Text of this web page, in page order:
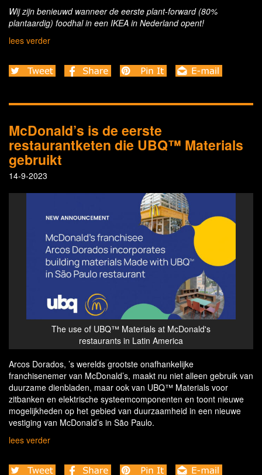
Wij zijn benieuwd wanneer de eerste plant-forward (80%
plantaardig) foodhal in een IKEA in Nederland opent!
lees verder
McDonald’s is de eerste
restaurantketen die UBQ™ Materials
gebruikt
14-9-2023
The use of UBQ™ Materials at McDonald's
restaurants in Latin America
Arcos Dorados, ’s werelds grootste onafhankelijke
franchisenemer van McDonald’s, maakt nu niet alleen gebruik van
duurzame dienbladen, maar ook van UBQ™ Materials voor
zitbanken en elektrische systeemcomponenten en toont nieuwe
mogelijkheden op het gebied van duurzaamheid in een nieuwe
vestiging van McDonald’s in São Paulo.
lees verder